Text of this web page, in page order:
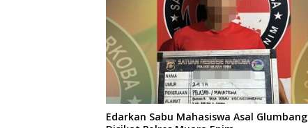
Edarkan Sabu Mahasiswa Asal Glumbang